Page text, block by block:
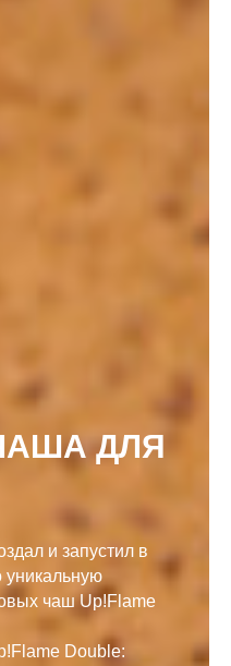
ДЛЯ
и запустил в
уникальную
чаш Up!Flame
Double: